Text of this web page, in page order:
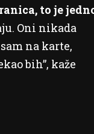
to je
Oni nikada
na karte,
bih”, kaže